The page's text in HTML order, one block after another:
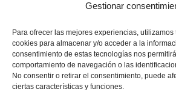
Gestionar
Para ofrecer las mejores experiencias,
cookies para almacenar y/o acceder a la
consentimiento de estas tecnologías nos
comportamiento de navegación o las
No consentir o retirar el consentimiento, puede
ciertas características y funciones.